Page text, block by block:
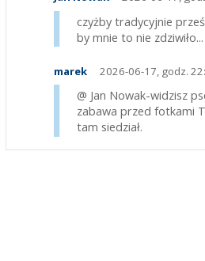
czyżby tradycyjnie
by mnie to nie zdziwiło...
marek 2026-06-17, godz.
@ Jan Nowak-widzisz
zabawa przed fotkami
tam siedział.